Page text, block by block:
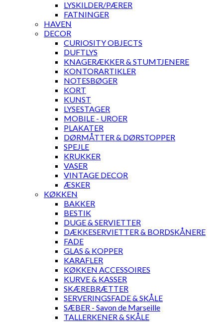
LYSKILDER/PÆRER
FATNINGER
HAVEN
DECOR
CURIOSITY OBJECTS
DUFTLYS
KNAGERÆKKER & STUMTJENERE
KONTORARTIKLER
NOTESBØGER
KORT
KUNST
LYSESTAGER
MOBILE - UROER
PLAKATER
DØRMÅTTER & DØRSTOPPER
SPEJLE
KRUKKER
VASER
VINTAGE DECOR
ÆSKER
KØKKEN
BAKKER
BESTIK
DUGE & SERVIETTER
DÆKKESERVIETTER & BORDSKÅNERE
FADE
GLAS & KOPPER
KARAFLER
KØKKEN ACCESSOIRES
KURVE & KASSER
SKÆREBRÆTTER
SERVERINGSFADE & SKÅLE
SÆBER - Savon de Marseille
TALLERKENER & SKÅLE